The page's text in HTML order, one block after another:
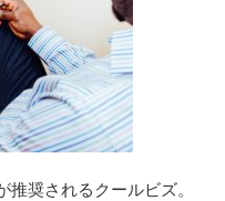
奨されるクールビズ。